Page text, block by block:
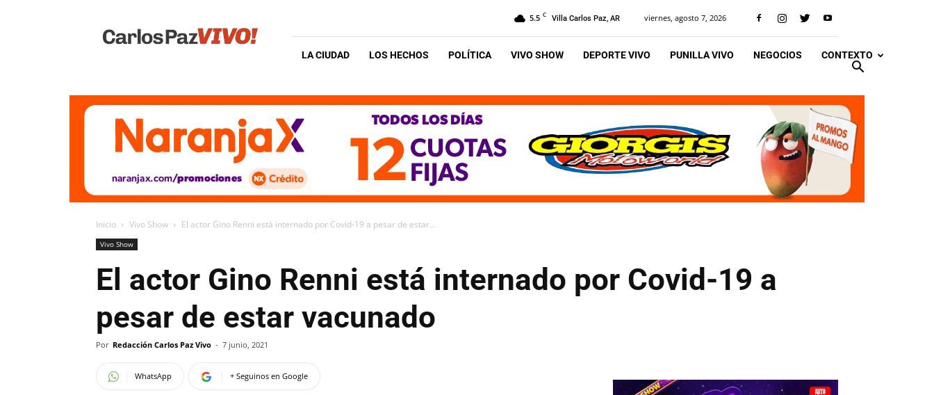
Vivo
5.5 C Villa Carlos Paz, AR viernes, agosto 7, 2026
LA CIUDAD LOS HECHOS POLÍTICA VIVO SHOW DEPORTE VIVO PUNILLA VIVO NEGOCIOS CONTEXTO
Inicio Vivo Show El actor Gino Renni está internado por Covid-19 a pesar de estar...
Vivo Show
El actor Gino Renni está internado por Covid-19 a
pesar de estar vacunado
Por Redacción Carlos Paz Vivo - 7 junio, 2021
WhatsApp + Seguinos en Google